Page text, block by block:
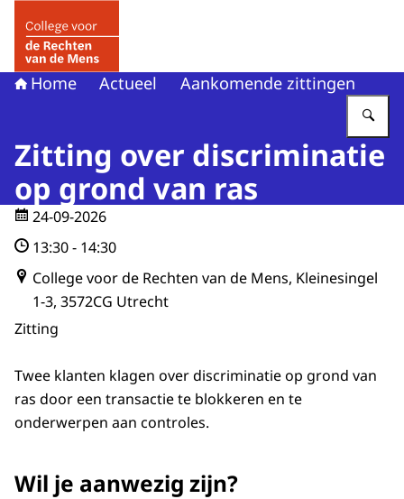
Home Actueel Aankomende zittingen
Zitting over discriminatie
op grond van ras
24-09-2026
13:30- 14:30
College voor de Rechten van de Mens, Kleinesingel
1-3, 3572CG Utrecht
Zitting
Twee klanten klagen over discriminatie op grond van
ras door een transactie te blokkeren en te
onderwerpen aan controles.
Wil je aanwezig zijn?